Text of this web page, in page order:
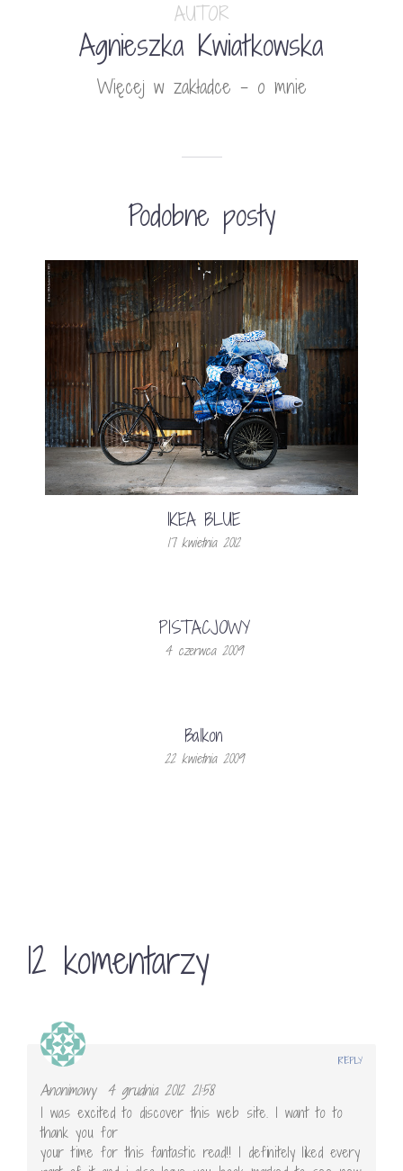
AUTOR
Agnieszka Kwiatkowska
Więcej w zakładce - o mnie
Podobne posty
IKEA BLUE
17 kwietnia 2012
PISTACJOWY
4 czerwca 2009
Balkon
22 kwietnia 2009
12 komentarzy
Anonimowy
4 grudnia 2012 21:58
I was excited to discover this web site. I want to to
thank you for
your time for this fantastic read!! I definitely liked every
REPLY